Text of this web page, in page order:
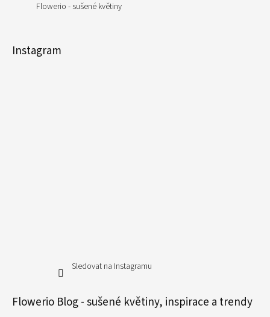
Flowerio - sušené květiny
Instagram
Sledovat na Instagramu
Flowerio Blog - sušené květiny, inspirace a trendy